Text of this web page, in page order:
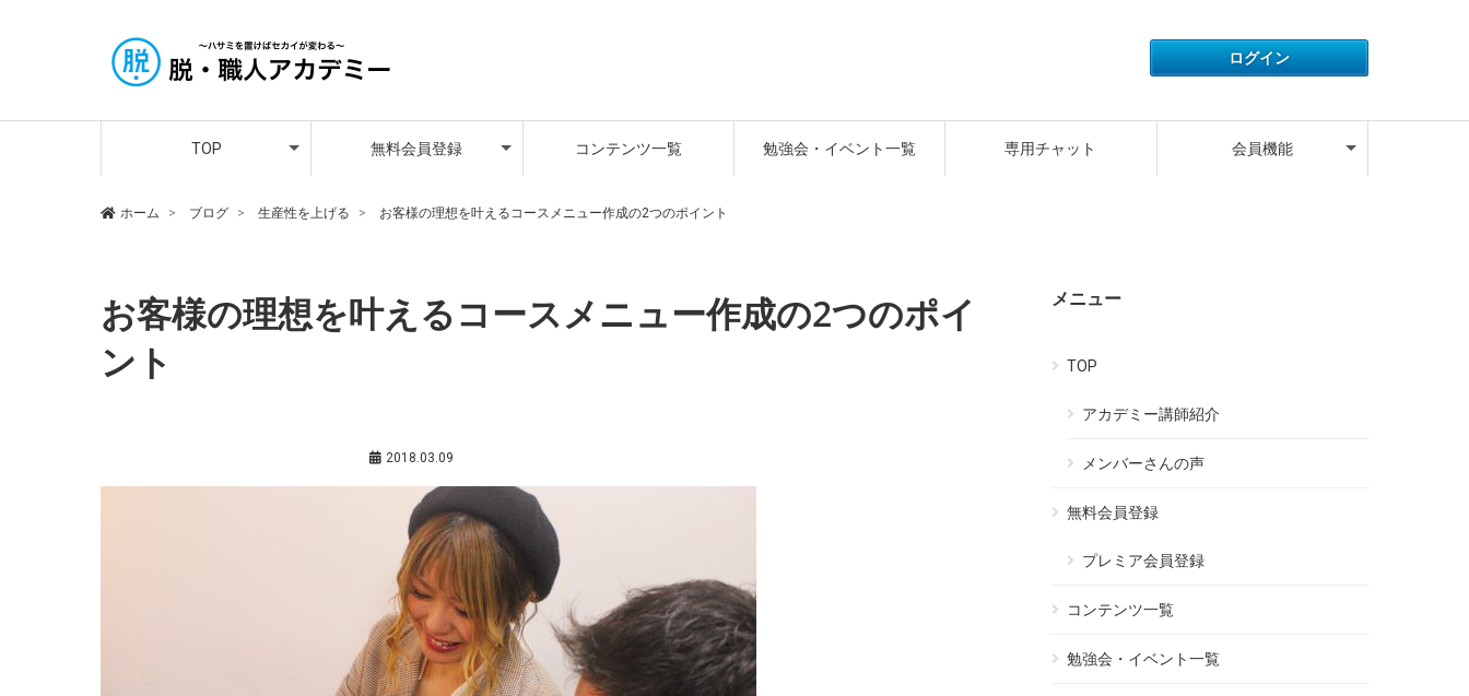
TOP
アカデミー講師紹介
メンバーさんの声
無料会員登録
プレミア会員登録
コンテンツ一覧 勉強会・イベント一覧 専用チャット 会員機能
ホーム ブログ 生産性を上げる お客様の理想を叶えるコースメニュー作成の2つのポイント
お客様の理想を叶えるコースメニュー作成の2つのポイ
ント
2018.03.09
メニュー
TOP
アカデミー講師紹介
メンバーさんの声
無料会員登録
プレミア会員登録
コンテンツ一覧
勉強会・イベント一覧